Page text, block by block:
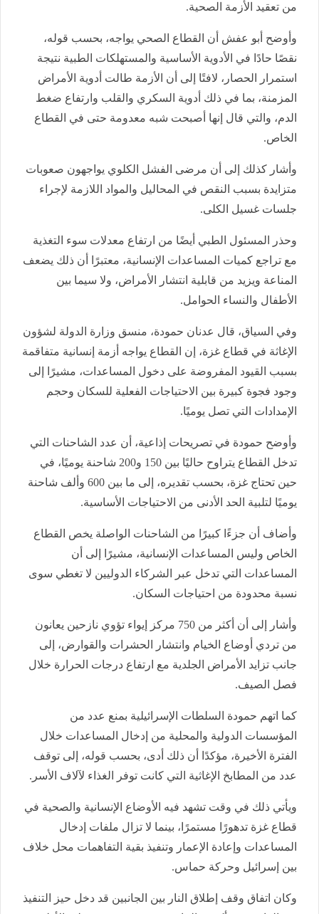
من تعقيد الأزمة الصحية.
وأوضح أبو عفش أن القطاع الصحي يواجه، بحسب قوله،
نقصًا حادًا في الأدوية الأساسية والمستهلكات الطبية نتيجة
استمرار الحصار، لافتًا إلى أن الأزمة طالت أدوية الأمراض
المزمنة، بما في ذلك أدوية السكري والقلب وارتفاع ضغط
الدم، والتي قال إنها أصبحت شبه معدومة حتى في القطاع
الخاص.
وأشار كذلك إلى أن مرضى الفشل الكلوي يواجهون صعوبات
متزايدة بسبب النقص في المحاليل والمواد اللازمة لإجراء
جلسات غسيل الكلى.
وحذر المسئول الطبي أيضًا من ارتفاع معدلات سوء التغذية
مع تراجع كميات المساعدات الإنسانية، معتبرًا أن ذلك يضعف
المناعة ويزيد من قابلية انتشار الأمراض، ولا سيما بين
الأطفال والنساء الحوامل.
وفي السياق، قال عدنان حمودة، منسق وزارة الدولة لشؤون
الإغاثة في قطاع غزة، إن القطاع يواجه أزمة إنسانية متفاقمة
بسبب القيود المفروضة على دخول المساعدات، مشيرًا إلى
وجود فجوة كبيرة بين الاحتياجات الفعلية للسكان وحجم
الإمدادات التي تصل يوميًا.
وأوضح حمودة في تصريحات إذاعية، أن عدد الشاحنات التي
تدخل القطاع يتراوح حاليًا بين 150 و200 شاحنة يوميًا، في
حين تحتاج غزة، بحسب تقديره، إلى ما بين 600 وألف شاحنة
يوميًا لتلبية الحد الأدنى من الاحتياجات الأساسية.
وأضاف أن جزءًا كبيرًا من الشاحنات الواصلة يخص القطاع
الخاص وليس المساعدات الإنسانية، مشيرًا إلى أن
المساعدات التي تدخل عبر الشركاء الدوليين لا تغطي سوى
نسبة محدودة من احتياجات السكان.
وأشار إلى أن أكثر من 750 مركز إيواء تؤوي نازحين يعانون
من تردي أوضاع الخيام وانتشار الحشرات والقوارض، إلى
جانب تزايد الأمراض الجلدية مع ارتفاع درجات الحرارة خلال
فصل الصيف.
كما اتهم حمودة السلطات الإسرائيلية بمنع عدد من
المؤسسات الدولية والمحلية من إدخال المساعدات خلال
الفترة الأخيرة، مؤكدًا أن ذلك أدى، بحسب قوله، إلى توقف
عدد من المطابخ الإغاثية التي كانت توفر الغذاء لآلاف الأسر.
ويأتي ذلك في وقت تشهد فيه الأوضاع الإنسانية والصحية في
قطاع غزة تدهورًا مستمرًا، بينما لا تزال ملفات إدخال
المساعدات وإعادة الإعمار وتنفيذ بقية التفاهمات محل خلاف
بين إسرائيل وحركة حماس.
وكان اتفاق وقف إطلاق النار بين الجانبين قد دخل حيز التنفيذ